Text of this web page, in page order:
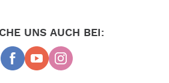
UNS AUCH BEI: